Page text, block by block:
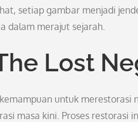
setiap gambar menjadi
dalam merajut sejarah.
Lost
untuk
masa kini. Proses restorasi